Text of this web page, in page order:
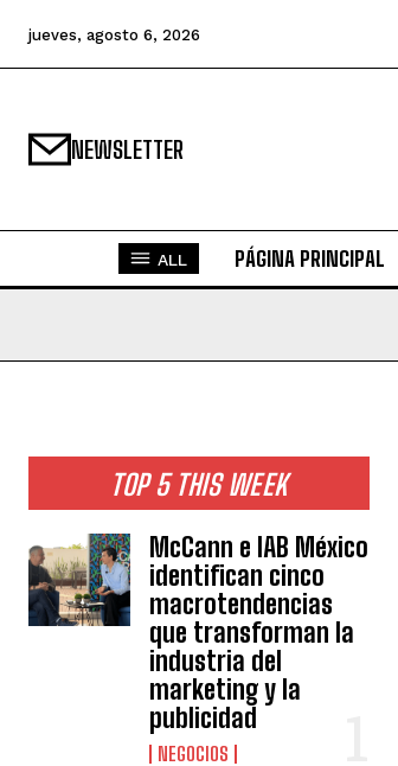
jueves, agosto 6, 2026
NEWSLETTER
ALL PÁGINA PRINCIPAL
TOP 5 THIS WEEK
McCann e IAB México
identifican cinco
macrotendencias
que transforman la
industria del
marketing y la
publicidad
NEGOCIOS